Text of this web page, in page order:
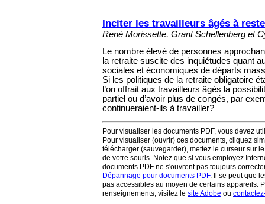
Inciter les travailleurs âgés à
René Morissette, Grant Schellenberg et
Le nombre élevé de personnes
la retraite suscite des inquiétudes quant
sociales et économiques de départs
Si les politiques de la retraite obligatoire
l’on offrait aux travailleurs âgés la
partiel ou d’avoir plus de congés, par
continueraient-ils à travailler?
Pour visualiser les documents PDF, vous devez
Pour visualiser (ouvrir) ces documents, cliquez
télécharger (sauvegarder), mettez le curseur sur
de votre souris. Notez que si vous employez
documents PDF ne s'ouvrent pas toujours
Dépannage pour documents PDF. Il se peut que
pas accessibles au moyen de certains appareils.
renseignements, visitez le site Adobe ou